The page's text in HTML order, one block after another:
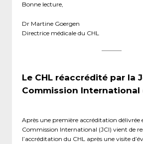
Bonne lecture,
Dr Martine Goergen
Directrice médicale du CHL
Le CHL réaccrédité par la
Commission International
Après une première accréditation délivrée
Commission International (JCI) vient de
l’accréditation du CHL après une visite